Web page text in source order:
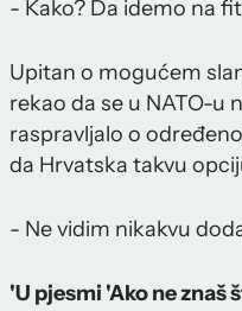
- Kako? Da idemo na
Upitan o mogućem
rekao da se u NATO-u
raspravljalo o
da Hrvatska takvu
- Ne vidim nikakvu
'U pjesmi 'Ako ne znaš